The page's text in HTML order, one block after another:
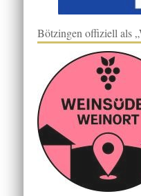
Bötzingen offiziell als